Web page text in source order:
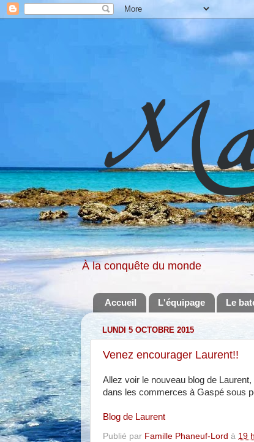
À la conquête du monde
Accueil L'équipage Le
LUNDI 5 OCTOBRE 2015
Venez encourager Laurent!!
Allez voir le nouveau blog de
dans les commerces à Gaspé sous
Blog de Laurent
Publié par Famille Phaneuf-Lord à 19